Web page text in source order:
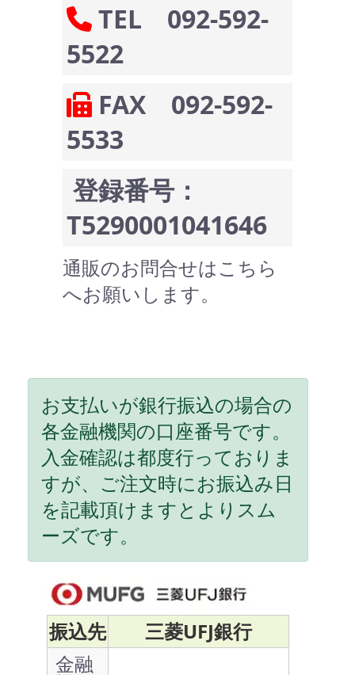
TEL 092-592-
5522
FAX 092-592-
5533
登録番号：
T5290001041646
通販のお問合せはこちら
へお願いします。
お支払いが銀行振込の場合の
各金融機関の口座番号です。
入金確認は都度行っておりま
すが、ご注文時にお振込み日
を記載頂けますとよりスム
ーズです。
振込先
三菱UFJ銀行
金融